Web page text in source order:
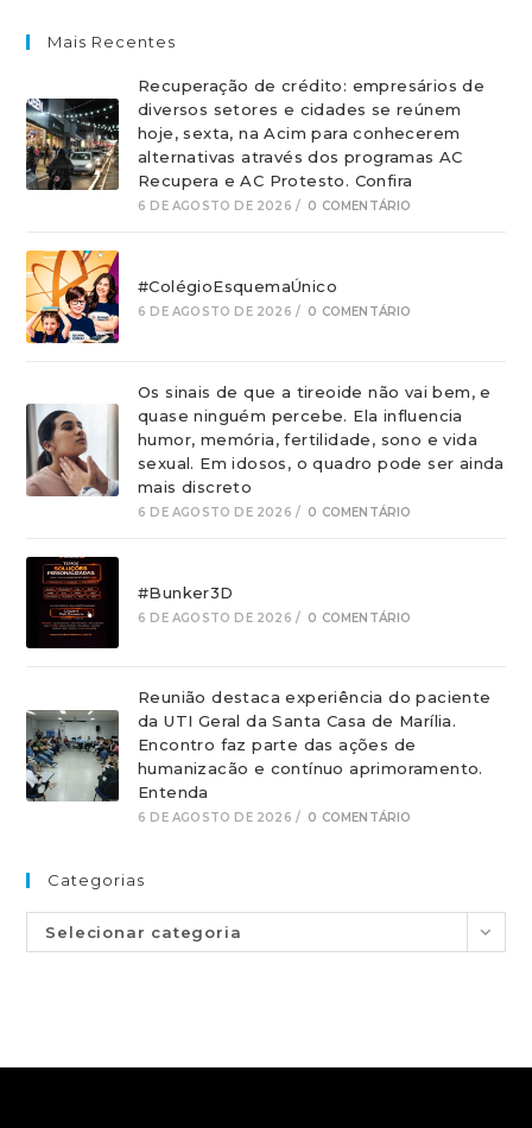
Mais Recentes
Recuperação de crédito: empresários de
diversos setores e cidades se reúnem
hoje, sexta, na Acim para conhecerem
alternativas através dos programas AC
Recupera e AC Protesto. Confira
6 DE AGOSTO DE 2026 / 0 COMENTÁRIO
#ColégioEsquemaÚnico
6 DE AGOSTO DE 2026 / 0 COMENTÁRIO
Os sinais de que a tireoide não vai bem, e
quase ninguém percebe. Ela influencia
humor, memória, fertilidade, sono e vida
sexual. Em idosos, o quadro pode ser ainda
mais discreto
6 DE AGOSTO DE 2026 / 0 COMENTÁRIO
#Bunker3D
6 DE AGOSTO DE 2026 / 0 COMENTÁRIO
Reunião destaca experiência do paciente
da UTI Geral da Santa Casa de Marília.
Encontro faz parte das ações de
humanizacão e contínuo aprimoramento.
Entenda
6 DE AGOSTO DE 2026 / 0 COMENTÁRIO
Categorias
Selecionar categoria